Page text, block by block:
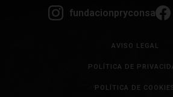
fundacionpryconsa
AVISO LEGAL
POLÍTICA DE
POLÍTICA DE